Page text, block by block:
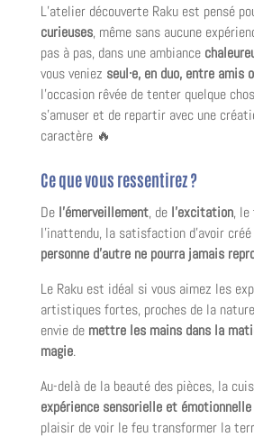
L’atelier découverte Raku est pensé
curieuses, même sans aucune
pas à pas, dans une ambiance
vous veniez seul·e, en duo, entre amis
l’occasion rêvée de tenter quelque
s’amuser et de repartir avec une
caractère 🔥
Ce que vous ressentirez ?
De l’émerveillement, de l’excitation, le
l’inattendu, la satisfaction d’avoir
personne d’autre ne pourra jamais
Le Raku est idéal si vous aimez les
artistiques fortes, proches de la
envie de mettre les mains dans la
magie.
Au-delà de la beauté des pièces, la
expérience sensorielle et
plaisir de voir le feu transformer la